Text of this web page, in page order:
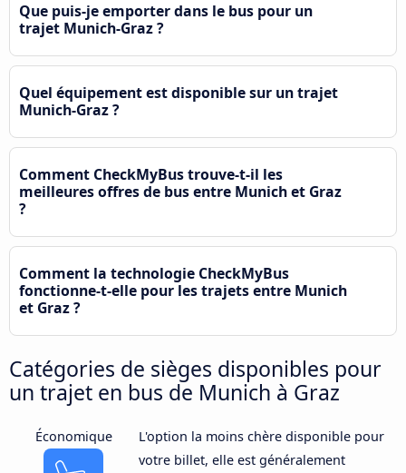
Que puis-je emporter dans le bus pour un
trajet Munich-Graz ?
Quel équipement est disponible sur un trajet
Munich-Graz ?
Comment CheckMyBus trouve-t-il les
meilleures offres de bus entre Munich et Graz
?
Comment la technologie CheckMyBus
fonctionne-t-elle pour les trajets entre Munich
et Graz ?
Catégories de sièges disponibles pour
un trajet en bus de Munich à Graz
Économique
L'option la moins chère disponible pour
votre billet, elle est généralement